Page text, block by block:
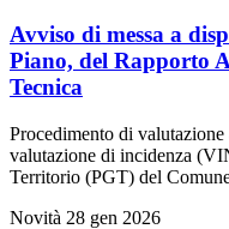
Avviso di messa a
Piano, del Rapporto
Tecnica
Procedimento di
valutazione di incidenza
Territorio (PGT) del
Novità 28 gen 2026